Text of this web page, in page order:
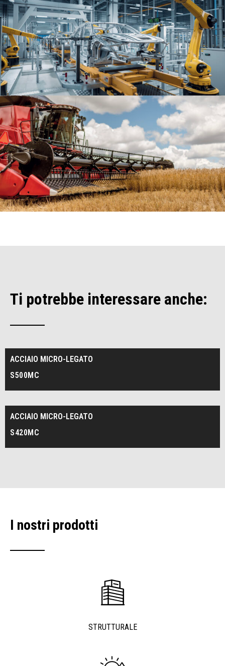
Ti potrebbe interessare anche:
ACCIAIO MICRO-LEGATO
S500MC
ACCIAIO MICRO-LEGATO
S420MC
I nostri prodotti
STRUTTURALE